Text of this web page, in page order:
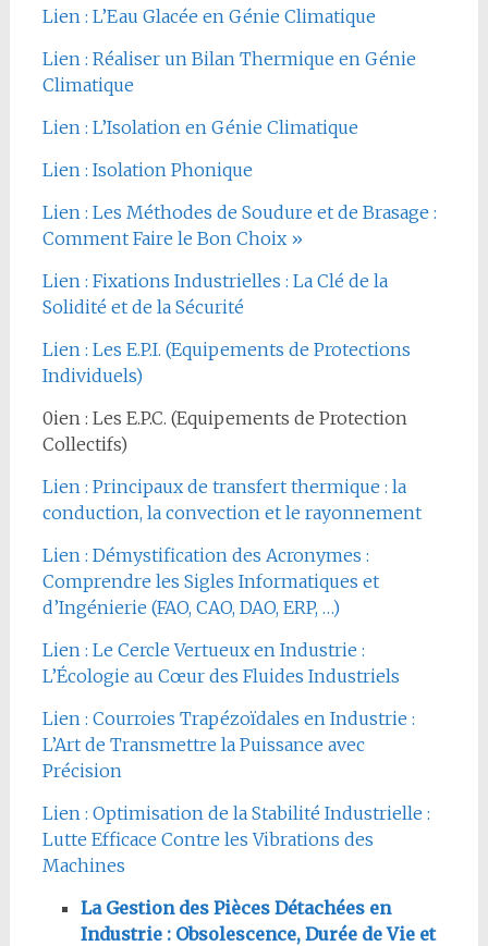
Lien : L’Eau Glacée en Génie Climatique
Lien : Réaliser un Bilan Thermique en Génie
Climatique
Lien : L’Isolation en Génie Climatique
Lien : Isolation Phonique
Lien : Les Méthodes de Soudure et de Brasage :
Comment Faire le Bon Choix »
Lien : Fixations Industrielles : La Clé de la
Solidité et de la Sécurité
Lien : Les E.P.I. (Equipements de Protections
Individuels)
0ien : Les E.P.C. (Equipements de Protection
Collectifs)
Lien : Principaux de transfert thermique : la
conduction, la convection et le rayonnement
Lien : Démystification des Acronymes :
Comprendre les Sigles Informatiques et
d’Ingénierie (FAO, CAO, DAO, ERP, …)
Lien : Le Cercle Vertueux en Industrie :
L’Écologie au Cœur des Fluides Industriels
Lien : Courroies Trapézoïdales en Industrie :
L’Art de Transmettre la Puissance avec
Précision
Lien : Optimisation de la Stabilité Industrielle :
Lutte Efficace Contre les Vibrations des
Machines
La Gestion des Pièces Détachées en
Industrie : Obsolescence, Durée de Vie et